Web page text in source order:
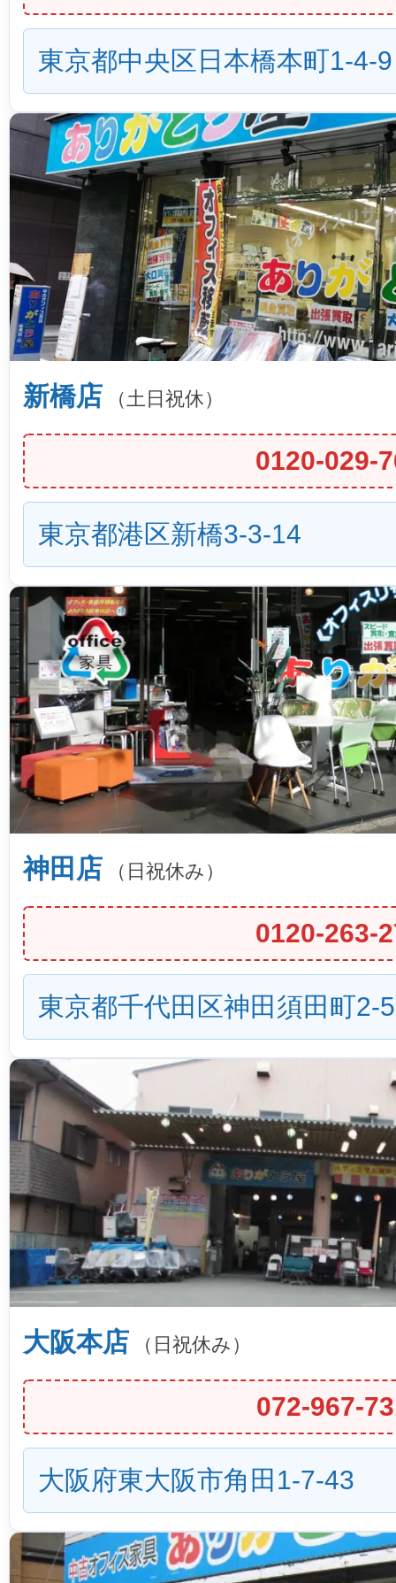
東京都中央区日本橋本町1-4-9
新橋店 （土日祝休）
0120-029-
東京都港区新橋3-3-14
神田店 （日祝休み）
0120-263-
東京都千代田区神田須田町2-
大阪本店 （日祝休み）
072-967-
大阪府東大阪市角田1-7-43